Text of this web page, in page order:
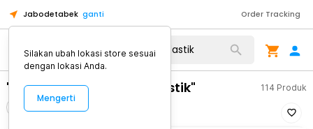
Jabodetabek ganti Order Tracking
"toples bumbu dapur plastik" 114 Produk
Urutkan
Silakan ubah lokasi store sesuai
dengan lokasi Anda.
Mengerti